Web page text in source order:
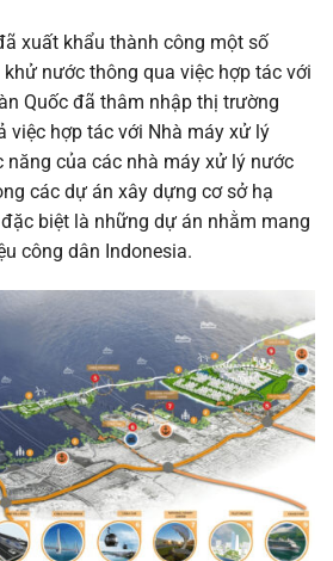
xuất khẩu thành công một số
nước thông qua việc hợp tác với
Quốc đã thâm nhập thị trường
việc hợp tác với Nhà máy xử lý
năng của các nhà máy xử lý nước
các dự án xây dựng cơ sở hạ
biệt là những dự án nhằm mang
công dân Indonesia.